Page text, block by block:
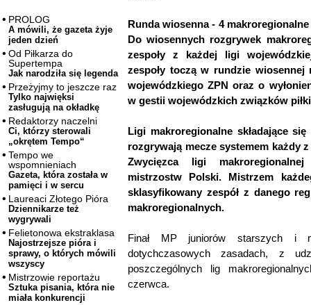
PROLOG
A mówili, że gazeta żyje
jeden dzień
Od Piłkarza do
Supertempa
Jak narodziła się legenda
Przeżyjmy to jeszcze raz
Tylko najwięksi
zasługują na okładkę
Redaktorzy naczelni
Ci, którzy sterowali
„okrętem Tempo“
Tempo we
wspomnieniach
Gazeta, która została w
pamięci i w sercu
Laureaci Złotego Pióra
Dziennikarze też
wygrywali
Felietonowa ekstraklasa
Najostrzejsze pióra i
sprawy, o których mówili
wszyscy
Mistrzowie reportażu
Sztuka pisania, która nie
miała konkurencji
Runda wiosenna - 4
Do wiosennych rozgrywek
zespoły z każdej ligi
zespoły toczą w rundzie
wojewódzkiego ZPN oraz o
w gestii wojewódzkich związków
Ligi makroregionalne składające
rozgrywają mecze systemem każdy
Zwycięzca ligi
mistrzostw Polski. Mistrzem
sklasyfikowany zespół z danego
makroregionalnych.
Finał MP juniorów starszych i
dotychczasowych zasadach, z
poszczególnych lig
czerwca.